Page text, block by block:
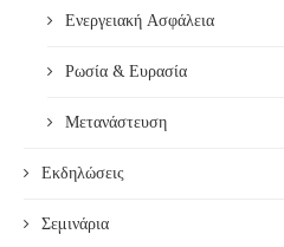
Ενεργειακή Ασφάλεια
Ρωσία & Ευρασία
Μετανάστευση
Εκδηλώσεις
Σεμινάρια